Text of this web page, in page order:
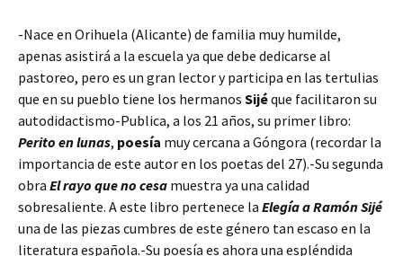
-Nace en Orihuela (Alicante) de familia muy humilde,
apenas asistirá a la escuela ya que debe dedicarse al
pastoreo, pero es un gran lector y participa en las tertulias
que en su pueblo tiene los hermanos Sijéque facilitaron su
autodidactismo-Publica, a los 21 años, su primer libro:
Perito en lunas, poesía muy cercana a Góngora (recordar la
importancia de este autor en los poetas del 27).-Su segunda
obra El rayo que no cesa muestra ya una calidad
sobresaliente. A este libro pertenece la Elegía a Ramón Sijé
una de las piezas cumbres de este género tan escaso en la
literatura española.-Su poesía es ahora una espléndida